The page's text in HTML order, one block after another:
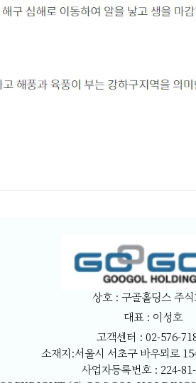
상호 : 구골홀딩스 주식
대표 : 이성호
고객센터 : 02-576-
소재지:서울시 서초구 바우뫼로
사업자등록번호 : 224-